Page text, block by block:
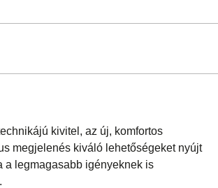
kivitel, az új, komfortos
megjelenés kiváló lehetőségeket nyújt
a legmagasabb igényeknek is